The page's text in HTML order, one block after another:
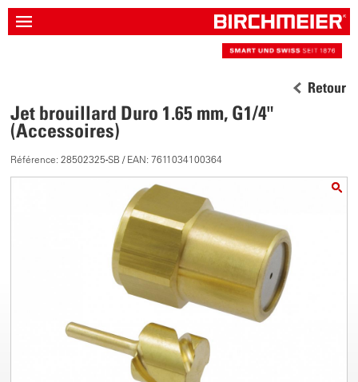
Retour
Jet brouillard Duro 1.65 mm, G1/4"
(Accessoires)
Référence: 28502325-SB / EAN: 7611034100364